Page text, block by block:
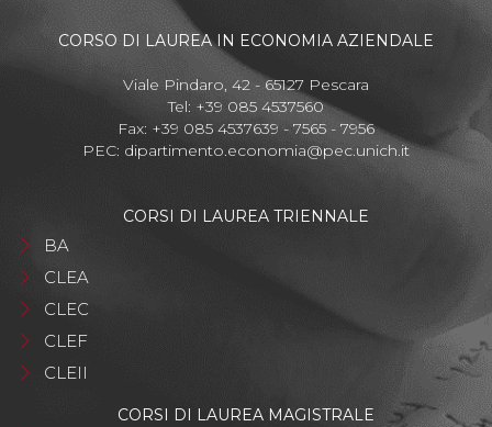
CORSO DI LAUREA IN ECONOMIA AZIENDALE
Viale Pindaro, 42 - 65127 Pescara
Tel: +39 085 4537560
Fax: +39 085 4537639 - 7565 - 7956
PEC: dipartimento.economia@pec.unich.it
CORSI DI LAUREA TRIENNALE
BA
CLEA
CLEC
CLEF
CLEII
CORSI DI LAUREA MAGISTRALE